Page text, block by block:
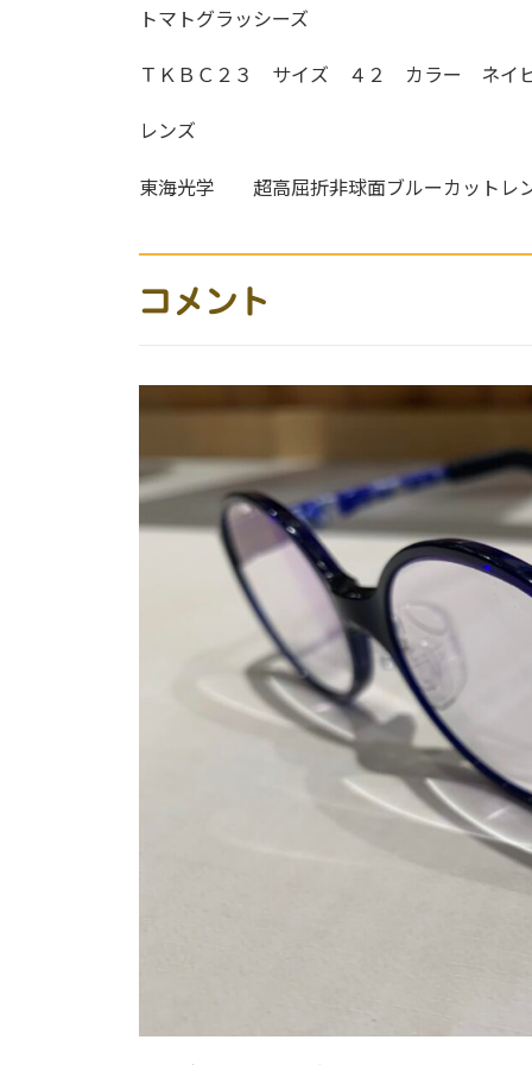
トマトグラッシーズ
ＴＫＢＣ２３ サイズ ４２ カラー ネイ
レンズ
東海光学 超高屈折非球面ブルーカットレ
コメント